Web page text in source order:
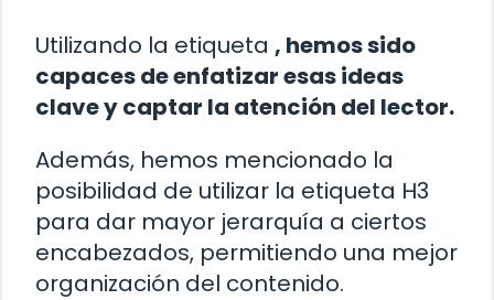
Utilizando la etiqueta , hemos sido
capaces de enfatizar esas ideas
clave y captar la atención del lector.
Además, hemos mencionado la
posibilidad de utilizar la etiqueta H3
para dar mayor jerarquía a ciertos
encabezados, permitiendo una mejor
organización del contenido.